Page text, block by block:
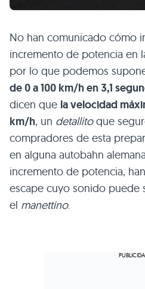
No han comunicado cómo
incremento de potencia en
por lo que podemos
de 0 a 100 km/h en 3,1
dicen que la velocidad
km/h, un detallitoque
compradores de esta
en alguna autobahn
incremento de potencia,
escape cuyo sonido puede
el manettino.